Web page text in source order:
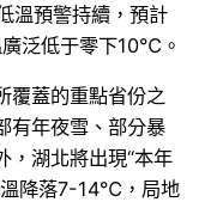
溫預警持續，預計
泛低于零下10℃。
覆蓋的重點省份之
有年夜雪、部分暴
，湖北將出現“本年
溫降落7-14℃，局地